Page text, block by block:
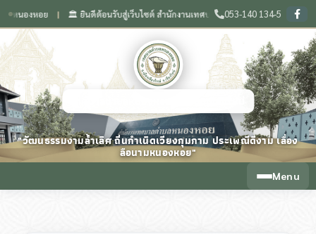
หอย ❙ 🏛️ ยินดีต้อนรับสู่เว็บไซต์ สำนักงานเทศบาลตำบลหนองหอย จังหวัดเชียงใหม่
053-140 134-5
"วัฒนธรรมงามล้ำเลิศ ถิ่นกำเนิดเวียงกุมกาม ประเพณีดีงาม เลื่อง
ลือนามหนองหอย"
Menu